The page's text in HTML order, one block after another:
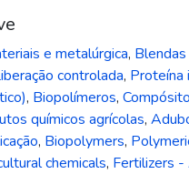
e metalúrgica, Blendas
controlada, Proteína
, Biopolímeros,
químicos agrícolas,
, Biopolymers,
chemicals, Fertilizers